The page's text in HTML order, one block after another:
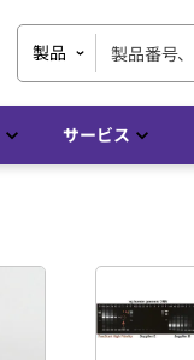
製品
サービス